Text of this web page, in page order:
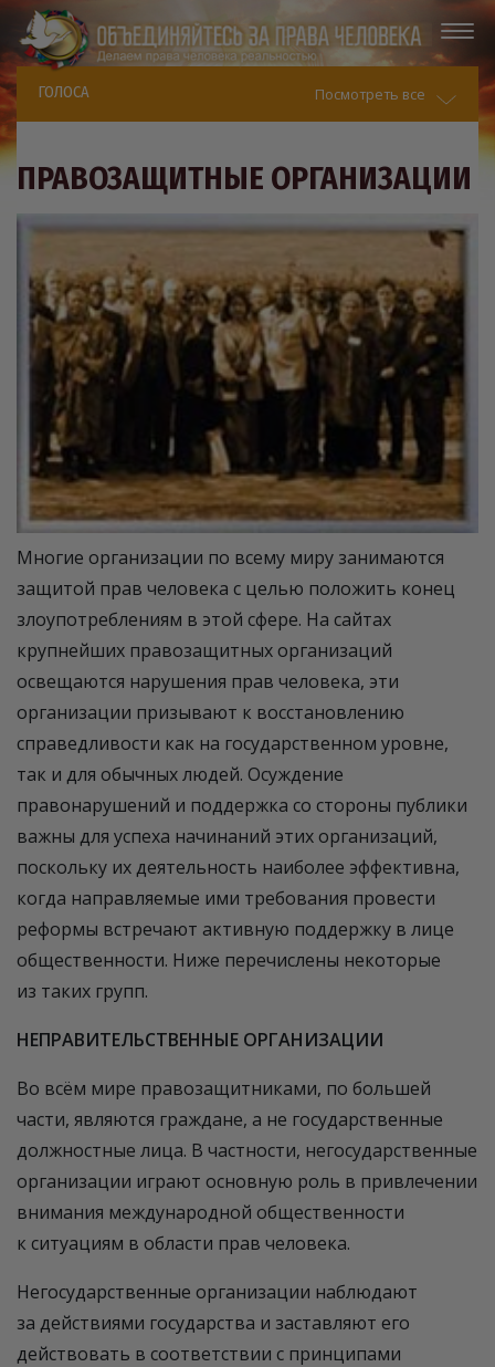
ГОЛОСА Посмотреть все
ПРАВОЗАЩИТНЫЕ ОРГАНИЗАЦИИ
Многие организации по всему миру занимаются
защитой прав человека с целью положить конец
злоупотреблениям в этой сфере. На сайтах
крупнейших правозащитных организаций
освещаются нарушения прав человека, эти
организации призывают к восстановлению
справедливости как на государственном уровне,
так и для обычных людей. Осуждение
правонарушений и поддержка со стороны публики
важны для успеха начинаний этих организаций,
поскольку их деятельность наиболее эффективна,
когда направляемые ими требования провести
реформы встречают активную поддержку в лице
общественности. Ниже перечислены некоторые
из таких групп.
НЕПРАВИТЕЛЬСТВЕННЫЕ ОРГАНИЗАЦИИ
Во всём мире правозащитниками, по большей
части, являются граждане, а не государственные
должностные лица. В частности, негосударственные
организации играют основную роль в привлечении
внимания международной общественности
к ситуациям в области прав человека.
Негосударственные организации наблюдают
за действиями государства и заставляют его
действовать в соответствии с принципами